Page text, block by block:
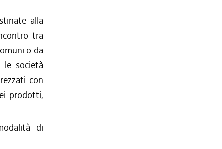
alla
tra
o da
le società
con
prodotti,
di